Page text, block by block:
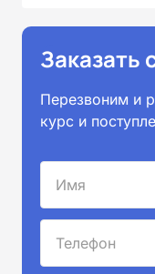
Заказать
Перезвоним и
курс и